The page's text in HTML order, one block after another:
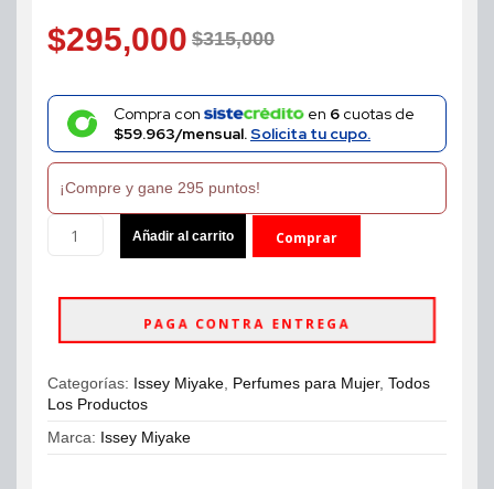
$315,000
Original
price
was:
$315,000.
$295,000
Current
price
is:
$295,000.
Compra con en 6cuotas de
$59.963/mensual.Solicita tu cupo.
¡Compre y gane 295 puntos!
Issey
Eau
Toilette
100ml
Mujer
Añadir al carrito Comprar
PAGA CONTRA ENTREGA
Categorías: Issey Miyake, Perfumes para Mujer, Todos
Los Productos
Marca: Issey Miyake